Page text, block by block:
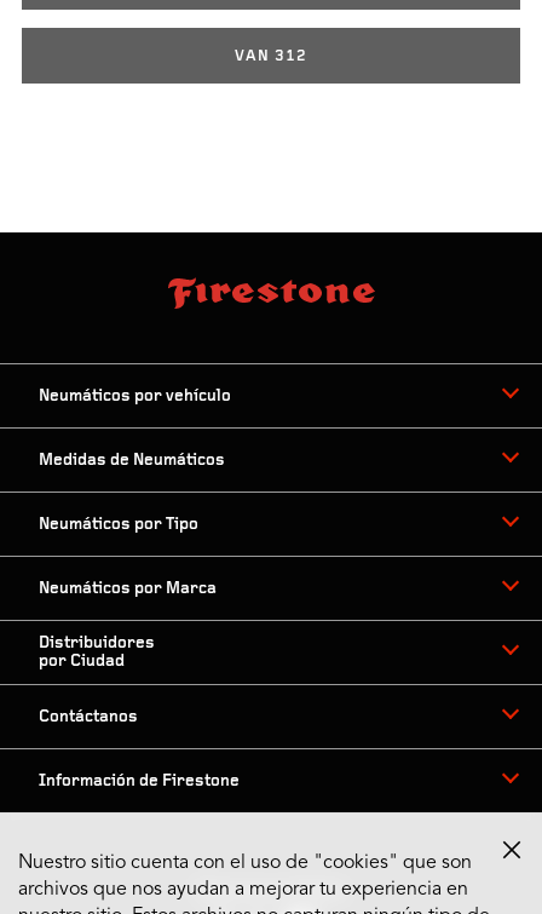
VAN 312
Neumáticos por vehículo
Medidas de Neumáticos
Neumáticos por Tipo
Neumáticos por Marca
Distribuidores
por Ciudad
Contáctanos
Información de Firestone
Síguenos en Redes
Nuestro sitio cuenta con el uso de "cookies" que son
archivos que nos ayudan a mejorar tu experiencia en